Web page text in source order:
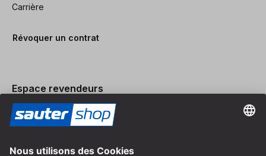
Carrière
Révoquer un contrat
Espace revendeurs
Devenir revendeur